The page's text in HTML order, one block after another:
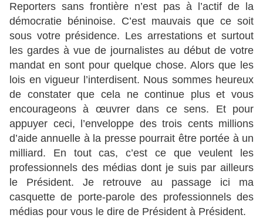
Reporters sans frontière n’est pas à l’actif de la
démocratie béninoise. C’est mauvais que ce soit
sous votre présidence. Les arrestations et surtout
les gardes à vue de journalistes au début de votre
mandat en sont pour quelque chose. Alors que les
lois en vigueur l’interdisent. Nous sommes heureux
de constater que cela ne continue plus et vous
encourageons à œuvrer dans ce sens. Et pour
appuyer ceci, l’enveloppe des trois cents millions
d’aide annuelle à la presse pourrait être portée à un
milliard. En tout cas, c’est ce que veulent les
professionnels des médias dont je suis par ailleurs
le Président. Je retrouve au passage ici ma
casquette de porte-parole des professionnels des
médias pour vous le dire de Président à Président.